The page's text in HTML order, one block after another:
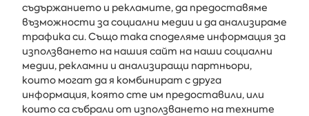
Получавайте последните новини и оферти направо във
вашата пощенска кутия
АБОНИРАЙ СЕ
съдържанието и рекламите, да предоставяме
възможности за социални медии и да анализираме
трафика си. Също така споделяме информация за
използването на нашия сайт на наши социални
медии, рекламни и анализиращи партньори,
които могат да я комбинират с друга
информация, която сте им предоставили, или
които са събрали от използването на техните